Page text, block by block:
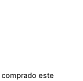
comprado este